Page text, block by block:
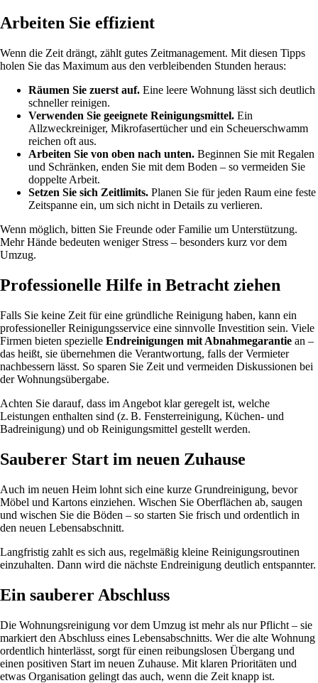
Arbeiten Sie effizient
Wenn die Zeit drängt, zählt gutes Zeitmanagement. Mit diesen Tipps
holen Sie das Maximum aus den verbleibenden Stunden heraus:
Räumen Sie zuerst auf. Eine leere Wohnung lässt sich deutlich
schneller reinigen.
Verwenden Sie geeignete Reinigungsmittel. Ein
Allzweckreiniger, Mikrofasertücher und ein Scheuerschwamm
reichen oft aus.
Arbeiten Sie von oben nach unten. Beginnen Sie mit Regalen
und Schränken, enden Sie mit dem Boden – so vermeiden Sie
doppelte Arbeit.
Setzen Sie sich Zeitlimits. Planen Sie für jeden Raum eine feste
Zeitspanne ein, um sich nicht in Details zu verlieren.
Wenn möglich, bitten Sie Freunde oder Familie um Unterstützung.
Mehr Hände bedeuten weniger Stress – besonders kurz vor dem
Umzug.
Professionelle Hilfe in Betracht ziehen
Falls Sie keine Zeit für eine gründliche Reinigung haben, kann ein
professioneller Reinigungsservice eine sinnvolle Investition sein. Viele
Firmen bieten spezielle Endreinigungen mit Abnahmegarantie an –
das heißt, sie übernehmen die Verantwortung, falls der Vermieter
nachbessern lässt. So sparen Sie Zeit und vermeiden Diskussionen bei
der Wohnungsübergabe.
Achten Sie darauf, dass im Angebot klar geregelt ist, welche
Leistungen enthalten sind (z. B. Fensterreinigung, Küchen- und
Badreinigung) und ob Reinigungsmittel gestellt werden.
Sauberer Start im neuen Zuhause
Auch im neuen Heim lohnt sich eine kurze Grundreinigung, bevor
Möbel und Kartons einziehen. Wischen Sie Oberflächen ab, saugen
und wischen Sie die Böden – so starten Sie frisch und ordentlich in
den neuen Lebensabschnitt.
Langfristig zahlt es sich aus, regelmäßig kleine Reinigungsroutinen
einzuhalten. Dann wird die nächste Endreinigung deutlich entspannter.
Ein sauberer Abschluss
Die Wohnungsreinigung vor dem Umzug ist mehr als nur Pflicht – sie
markiert den Abschluss eines Lebensabschnitts. Wer die alte Wohnung
ordentlich hinterlässt, sorgt für einen reibungslosen Übergang und
einen positiven Start im neuen Zuhause. Mit klaren Prioritäten und
etwas Organisation gelingt das auch, wenn die Zeit knapp ist.